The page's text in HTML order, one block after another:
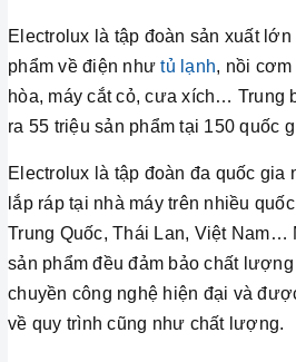
Electrolux là tập đoàn sản xuất
phẩm về điện nhưtủ lạnh, nồi cơm
hòa, máy cắt cỏ, cưa xích… Trung
ra 55 triệu sản phẩm tại 150 quốc
Electrolux là tập đoàn đa quốc gia
lắp ráp tại nhà máy trên nhiều
Trung Quốc, Thái Lan, Việt Nam…
sản phẩm đều đảm bảo chất
chuyền công nghệ hiện đại và
về quy trình cũng như chất lượng.